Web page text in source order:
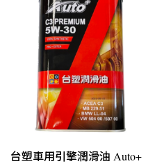
台塑車用引擎潤滑油 Auto+